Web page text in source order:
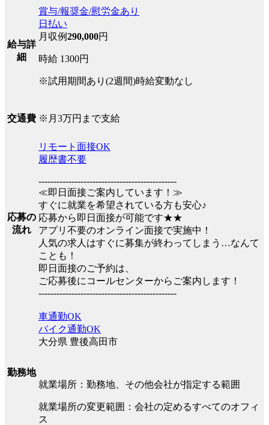
給与詳
細
賞与/報奨金/慰労金あり
日払い
月収例290,000円
時給 1300円
※試用期間あり(2週間)時給変動なし
交通費 ※月3万円まで支給
応募の
流れ
リモート面接OK
履歴書不要
----------------------------------------------
≪即日面接ご案内しています！≫
すぐに就業を希望されている方も安心♪
応募から即日面接が可能です★★
アプリ不要のオンライン面接で実施中！
人気の求人はすぐに募集が終わってしまう…なんて
ことも！
即日面接のご予約は、
ご応募後にコールセンターからご案内します！
----------------------------------------------
勤務地
車通勤OK
バイク通勤OK
大分県 豊後高田市
就業場所：勤務地、その他会社が指定する範囲
就業場所の変更範囲：会社の定めるすべてのオフィ
ス